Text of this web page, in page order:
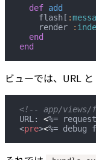
  def
add
    flash[
:
    render
:
  end
end
ビューでは、URL と
<!-- app/views/
URL: <%=
<pre><%= debug